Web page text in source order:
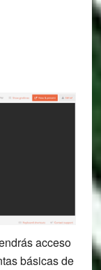
acceso
básicas de